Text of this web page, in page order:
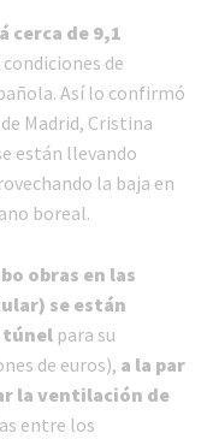
cerca de 9,1
de
Así lo confirmó
Madrid, Cristina
están llevando
la baja en
boreal.
obras en las
se están
túnel para su
de euros), a la par
la ventilación de
entre los